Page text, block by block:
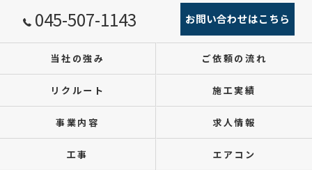
045-507-1143 お問い合わせはこちら
当社の強み ご依頼の流れ
リクルート 施工実績
事業内容 求人情報
工事 エアコン